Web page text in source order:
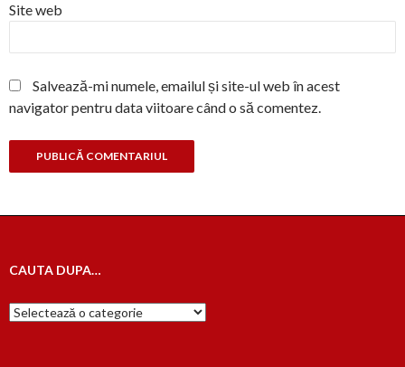
Site web
Salvează-mi numele, emailul și site-ul web în acest
navigator pentru data viitoare când o să comentez.
CAUTA DUPA…
Cauta
dupa…